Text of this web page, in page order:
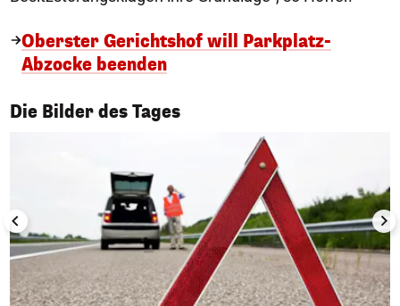
Oberster Gerichtshof will Parkplatz-
Abzocke beenden
Die Bilder des Tages
1/50